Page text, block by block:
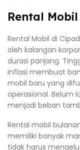
Rental
Rental Mobil di
oleh kalangan
durasi panjang.
inflasi membuat
mobil baru yang
operasional. Belum
menjadi beban
Rental mobil
memiliki banyak
tidak harus